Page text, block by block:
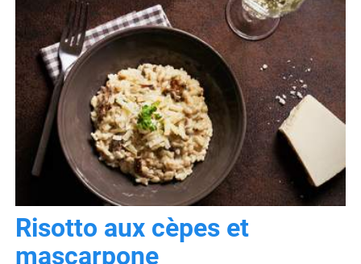
Risotto aux cèpes et
mascarpone